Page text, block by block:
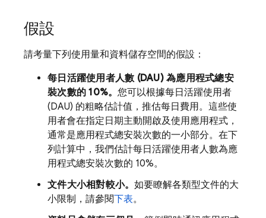
假設
請考量下列使用量和資料儲存空間的假設：
每日活躍使用者人數 (DAU) 為應用程式總安
裝次數的 10%。您可以根據每日活躍使用者
(DAU) 的粗略估計值，推估每日費用。這些使
用者會在指定日期主動開啟及使用應用程式，
通常是應用程式總安裝次數的一小部分。在下
列計算中，我們估計每日活躍使用者人數為應
用程式總安裝次數的 10%。
文件大小相對較小。如要瞭解各類型文件的大
小限制，請參閱下表。